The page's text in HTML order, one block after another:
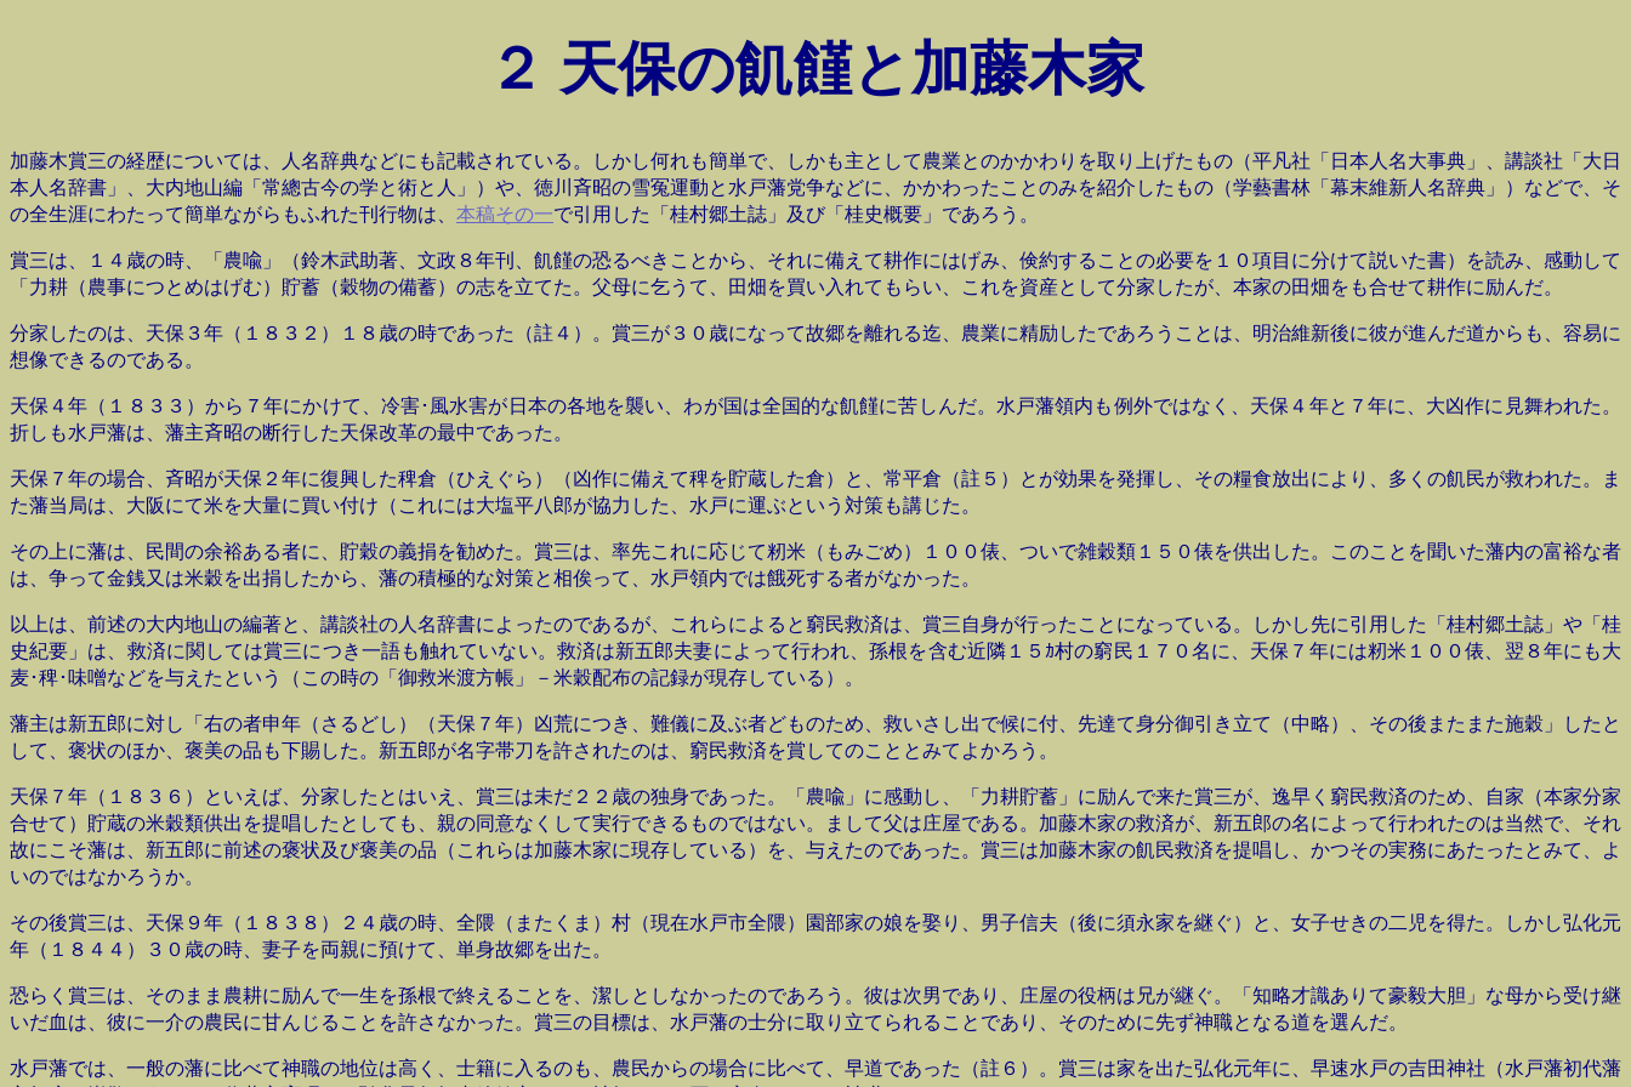
２ 天保の飢饉と加藤木家
加藤木賞三の経歴については、人名辞典などにも記載されている。しかし何れも簡単で、しかも主として農業とのかかわりを取り上げたもの（平凡社「日本人名大事典」、講談社「大日
本人名辞書」、大内地山編「常總古今の学と術と人」）や、徳川斉昭の雪冤運動と水戸藩党争などに、かかわったことのみを紹介したもの（学藝書林「幕末維新人名辞典」）などで、そ
の全生涯にわたって簡単ながらもふれた刊行物は、 本稿その一で引用した「桂村郷土誌」及び「桂史概要」であろう。
賞三は、１４歳の時、「農喩」（鈴木武助著、文政８年刊、飢饉の恐るべきことから、それに備えて耕作にはげみ、倹約することの必要を１０項目に分けて説いた書）を読み、感動して
「力耕（農事につとめはげむ）貯蓄（穀物の備蓄）の志を立てた。父母に乞うて、田畑を買い入れてもらい、これを資産として分家したが、本家の田畑をも合せて耕作に励んだ。
分家したのは、天保３年（１８３２）１８歳の時であった（註４）。賞三が３０歳になって故郷を離れる迄、農業に精励したであろうことは、明治維新後に彼が進んだ道からも、容易に
想像できるのである。
天保４年（１８３３）から７年にかけて、冷害･風水害が日本の各地を襲い、わが国は全国的な飢饉に苦しんだ。水戸藩領内も例外ではなく、天保４年と７年に、大凶作に見舞われた。
折しも水戸藩は、藩主斉昭の断行した天保改革の最中であった。
天保７年の場合、斉昭が天保２年に復興した稗倉（ひえぐら）（凶作に備えて稗を貯蔵した倉）と、常平倉（註５）とが効果を発揮し、その糧食放出により、多くの飢民が救われた。ま
た藩当局は、大阪にて米を大量に買い付け（これには大塩平八郎が協力した、水戸に運ぶという対策も講じた。
その上に藩は、民間の余裕ある者に、貯穀の義捐を勧めた。賞三は、率先これに応じて籾米（もみごめ）１００俵、ついで雑穀類１５０俵を供出した。このことを聞いた藩内の富裕な者
は、争って金銭又は米穀を出捐したから、藩の積極的な対策と相俟って、水戸領内では餓死する者がなかった。
以上は、前述の大内地山の編著と、講談社の人名辞書によったのであるが、これらによると窮民救済は、賞三自身が行ったことになっている。しかし先に引用した「桂村郷土誌」や「桂
史紀要」は、救済に関しては賞三につき一語も触れていない。救済は新五郎夫妻によって行われ、孫根を含む近隣１５ｶ村の窮民１７０名に、天保７年には籾米１００俵、翌８年にも大
麦･稗･味噌などを与えたという（この時の「御救米渡方帳」－米穀配布の記録が現存している）。
藩主は新五郎に対し「右の者申年（さるどし）（天保７年）凶荒につき、難儀に及ぶ者どものため、救いさし出で候に付、先達て身分御引き立て（中略）、その後またまた施穀」したと
して、褒状のほか、褒美の品も下賜した。新五郎が名字帯刀を許されたのは、窮民救済を賞してのこととみてよかろう。
天保７年（１８３６）といえば、分家したとはいえ、賞三は未だ２２歳の独身であった。「農喩」に感動し、「力耕貯蓄」に励んで来た賞三が、逸早く窮民救済のため、自家（本家分家
合せて）貯蔵の米穀類供出を提唱したとしても、親の同意なくして実行できるものではない。まして父は庄屋である。加藤木家の救済が、新五郎の名によって行われたのは当然で、それ
故にこそ藩は、新五郎に前述の褒状及び褒美の品（これらは加藤木家に現存している）を、与えたのであった。賞三は加藤木家の飢民救済を提唱し、かつその実務にあたったとみて、よ
いのではなかろうか。
その後賞三は、天保９年（１８３８）２４歳の時、全隈（またくま）村（現在水戸市全隈）園部家の娘を娶り、男子信夫（後に須永家を継ぐ）と、女子せきの二児を得た。しかし弘化元
年（１８４４）３０歳の時、妻子を両親に預けて、単身故郷を出た。
恐らく賞三は、そのまま農耕に励んで一生を孫根で終えることを、潔しとしなかったのであろう。彼は次男であり、庄屋の役柄は兄が継ぐ。「知略才識ありて豪毅大胆」な母から受け継
いだ血は、彼に一介の農民に甘んじることを許さなかった。賞三の目標は、水戸藩の士分に取り立てられることであり、そのために先ず神職となる道を選んだ。
水戸藩では、一般の藩に比べて神職の地位は高く、士籍に入るのも、農民からの場合に比べて、早道であった（註６）。賞三は家を出た弘化元年に、早速水戸の吉田神社（水戸藩初代藩